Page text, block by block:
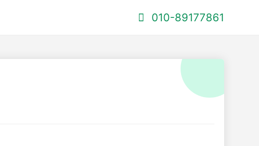
010-89177861